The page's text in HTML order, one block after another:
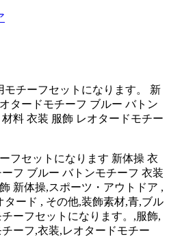
モチーフセットになります。 新
タードモチーフ ブルー バトン
料 衣装 服飾 レオタードモチー
フセットになります 新体操 衣
フ ブルー バトンモチーフ 衣装
新体操,スポーツ・アウトドア ,
ード , その他,装飾素材,青,ブル
ーフセットになります。,服飾,
ーフ,衣装,レオタードモチー